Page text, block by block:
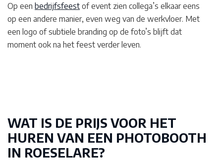
Op een bedrijfsfeest of event zien collega’s elkaar eens
op een andere manier, even weg van de werkvloer. Met
een logo of subtiele branding op de foto’s blijft dat
moment ook na het feest verder leven.
WAT IS DE PRIJS VOOR HET
HUREN VAN EEN PHOTOBOOTH
IN ROESELARE?